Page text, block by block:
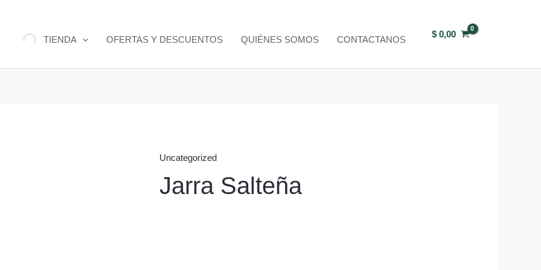
TIENDA OFERTAS Y DESCUENTOS QUIÉNES SOMOS CONTACTANOS
$ 0,00
Uncategorized
Jarra Salteña